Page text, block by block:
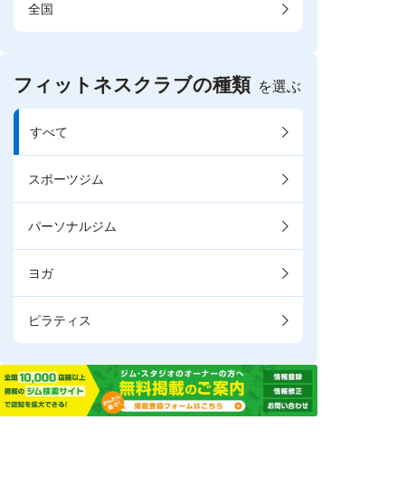
全国
フィットネスクラブの種類 を選ぶ
すべて
スポーツジム
パーソナルジム
ヨガ
ピラティス